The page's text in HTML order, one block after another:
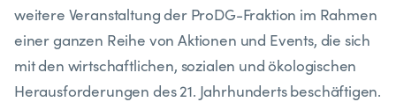
weitere Veranstaltung der ProDG-Fraktion im Rahmen
einer ganzen Reihe von Aktionen und Events, die sich
mit den wirtschaftlichen, sozialen und ökologischen
Herausforderungen des 21. Jahrhunderts beschäftigen.